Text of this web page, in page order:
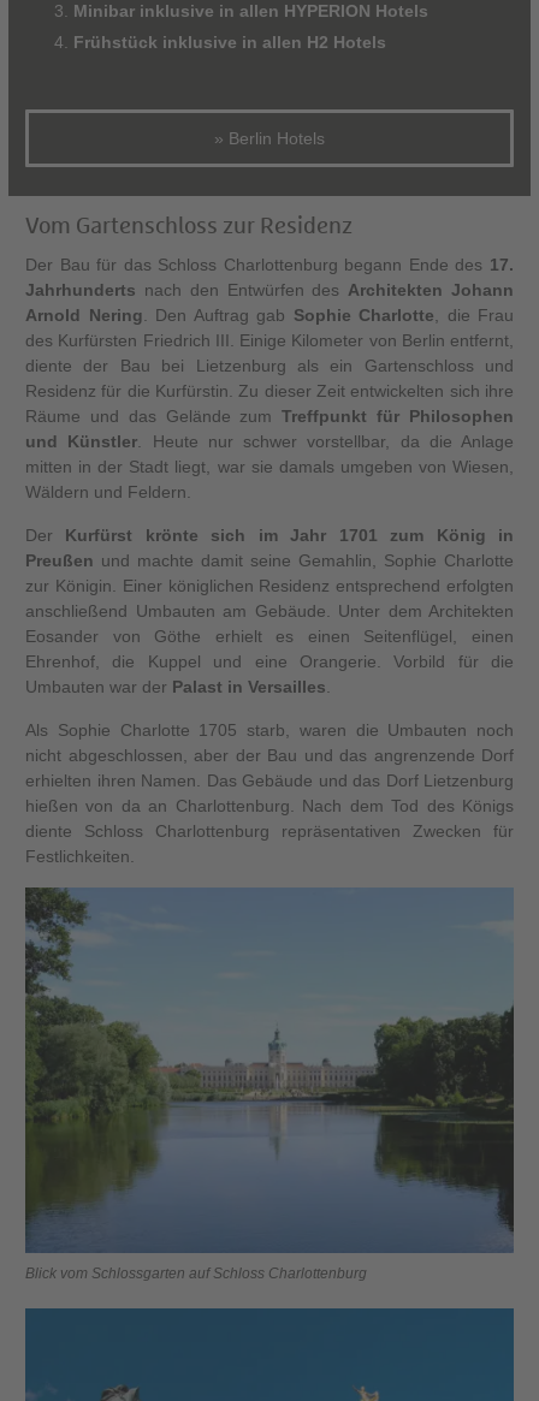
Minibar inklusive in allen HYPERION Hotels
Frühstück inklusive in allen H2 Hotels
» Berlin Hotels
Vom Gartenschloss zur Residenz
Der Bau für das Schloss Charlottenburg begann Ende des 17.
Jahrhunderts nach den Entwürfen des Architekten Johann
Arnold Nering . Den Auftrag gab Sophie Charlotte , die Frau
des Kurfürsten Friedrich III. Einige Kilometer von Berlin entfernt,
diente der Bau bei Lietzenburg als ein Gartenschloss und
Residenz für die Kurfürstin. Zu dieser Zeit entwickelten sich ihre
Räume und das Gelände zumTreffpunkt für Philosophen
und Künstler . Heute nur schwer vorstellbar, da die Anlage
mitten in der Stadt liegt, war sie damals umgeben von Wiesen,
Wäldern und Feldern.
Der Kurfürst krönte sich im Jahr 1701 zum König in
Preußen und machte damit seine Gemahlin, Sophie Charlotte
zur Königin. Einer königlichen Residenz entsprechend erfolgten
anschließend Umbauten am Gebäude. Unter dem Architekten
Eosander von Göthe erhielt es einen Seitenflügel, einen
Ehrenhof, die Kuppel und eine Orangerie. Vorbild für die
Umbauten war der Palast in Versailles
Als Sophie Charlotte 1705 starb, waren die Umbauten noch
nicht abgeschlossen, aber der Bau und das angrenzende Dorf
erhielten ihren Namen. Das Gebäude und das Dorf Lietzenburg
hießen von da an Charlottenburg. Nach dem Tod des Königs
diente Schloss Charlottenburg repräsentativen Zwecken für
Festlichkeiten.
Blick vom Schlossgarten auf Schloss Charlottenburg